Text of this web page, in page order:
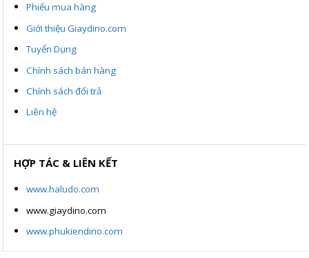
Phiếu mua hàng
Giới thiệu Giaydino.com
Tuyển Dụng
Chính sách bán hàng
Chính sách đổi trả
Liên hệ
HỢP TÁC & LIÊN KẾT
www.haludo.com
www.giaydino.com
www.phukiendino.com